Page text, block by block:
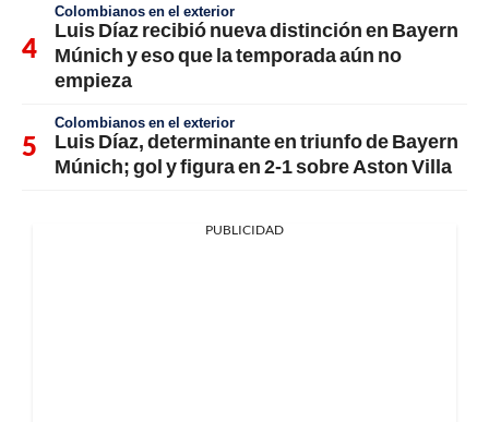
Colombianos en el exterior
Luis Díaz recibió nueva distinción en Bayern
Múnich y eso que la temporada aún no
empieza
Colombianos en el exterior
Luis Díaz, determinante en triunfo de Bayern
Múnich; gol y figura en 2-1 sobre Aston Villa
PUBLICIDAD